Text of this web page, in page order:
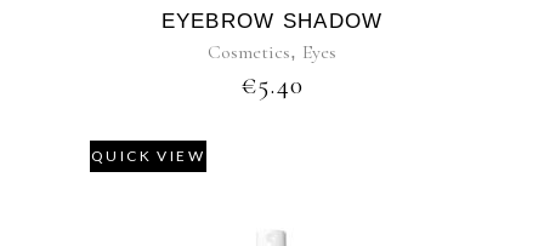
EYEBROW SHADOW
Cosmetics, Eyes
€5.40
QUICK VIEW